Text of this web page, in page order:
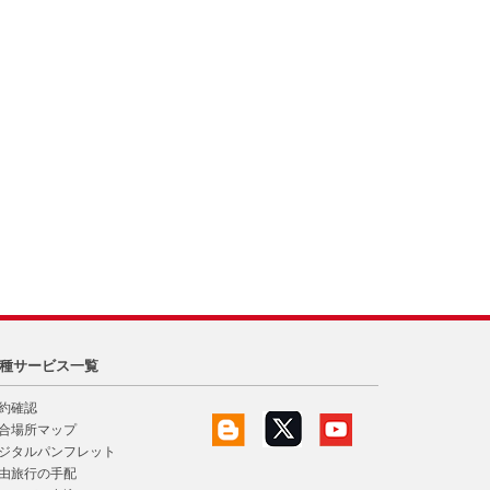
サービス一覧
確認
場所マップ
タルパンフレット
旅行の手配